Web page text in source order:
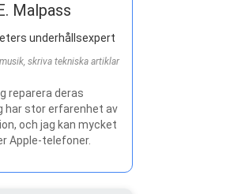
Malpass
underhållsexpert
skriva tekniska artiklar
reparera deras
har stor erfarenhet av
och jag kan mycket
Apple-telefoner.